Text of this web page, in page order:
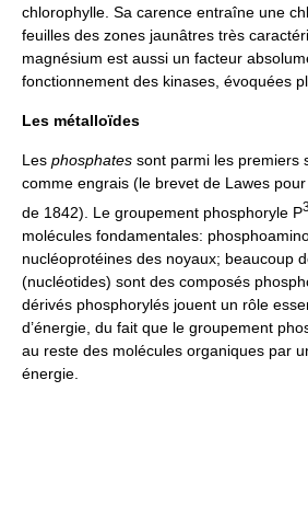
chlorophylle. Sa carence entraîne une
feuilles des zones jaunâtres très
magnésium est aussi un facteur
fonctionnement des kinases, évoquées
Les métalloïdes
Les phosphates sont parmi les premiers
comme engrais (le brevet de Lawes
de 1842). Le groupement phosphoryle P
molécules fondamentales:
nucléoprotéines des noyaux; beaucoup
(nucléotides) sont des composés
dérivés phosphorylés jouent un rôle
d’énergie, du fait que le groupement
au reste des molécules organiques par
énergie.